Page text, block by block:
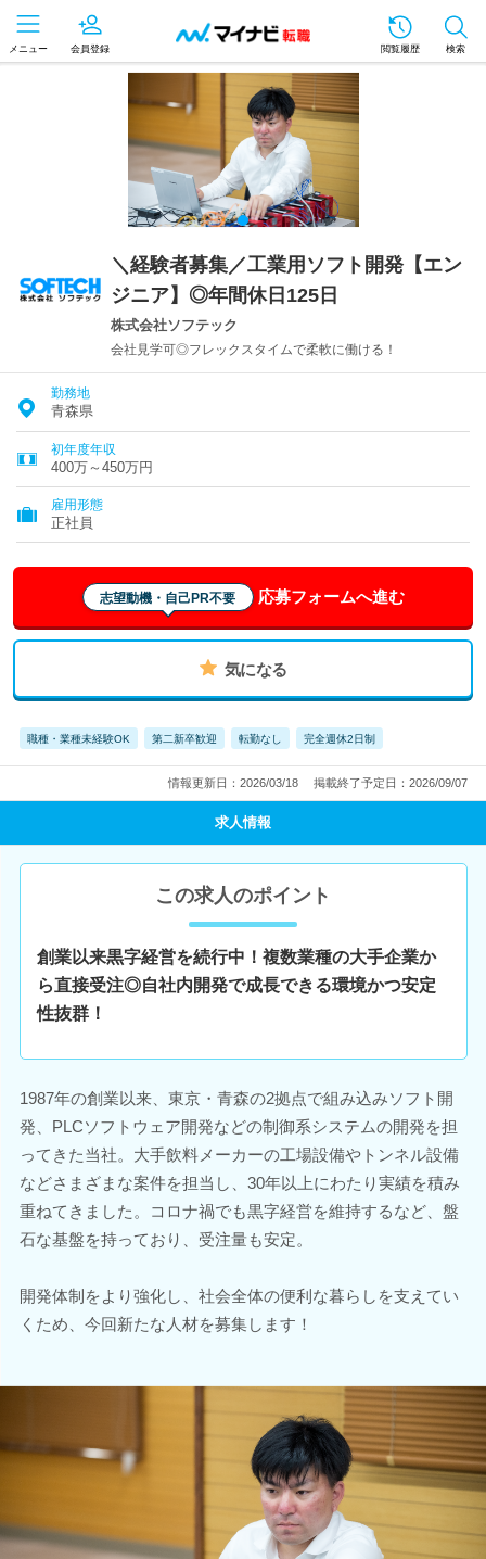
メニュー 会員登録 閲覧履歴 検索
＼経験者募集／工業用ソフト開発【エン
ジニア】◎年間休日125日
株式会社ソフテック
会社見学可◎フレックスタイムで柔軟に働ける！
勤務地
青森県
初年度年収
400万～450万円
雇用形態
正社員
志望動機・自己PR不要 応募フォームへ進む
気になる
職種・業種未経験OK 第二新卒歓迎 転勤なし 完全週休2日制
情報更新日：2026/03/18 掲載終了予定日：2026/09/07
求人情報
この求人のポイント
創業以来黒字経営を続行中！複数業種の大手企業か
ら直接受注◎自社内開発で成長できる環境かつ安定
性抜群！
1987年の創業以来、東京・青森の2拠点で組み込みソフト開
発、PLCソフトウェア開発などの制御系システムの開発を担
ってきた当社。大手飲料メーカーの工場設備やトンネル設備
などさまざまな案件を担当し、30年以上にわたり実績を積み
重ねてきました。コロナ禍でも黒字経営を維持するなど、盤
石な基盤を持っており、受注量も安定。
開発体制をより強化し、社会全体の便利な暮らしを支えてい
くため、今回新たな人材を募集します！